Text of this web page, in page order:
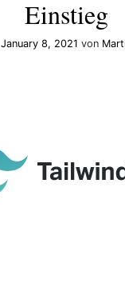
run
laufen
Einstieg
January 8, 2021 von